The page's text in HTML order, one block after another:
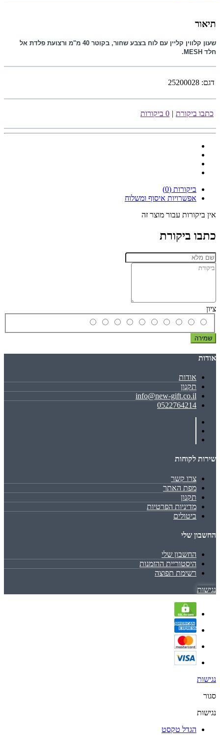
תיאור
שעון קלווין קליין עם לוח בצבע שחור, בקוטר 40 מ"מ ורצועת פלדת אל
חלד MESH
.
דגם: 25200028
כתבו ביקורת | 0 ביקורות
ביקורות (0)
אפשרויות איסוף ומשלוח
אין ביקורות עבור מוצר זה
כתבו ביקורת
ציון
שמירה
אודות
אודות
תקנון
info@new-gift.co.il
0522764214
שירות לקוחות
צרו קשר
מפת האתר
תקנון
מדיניות הפרטיות
ביטולים
החשבון שלי
החשבון שלי
היסטוריית ההזמנות
רשימת תפוצה
נגישות
נגישות
סגור
נגישות
הגדל טקסט